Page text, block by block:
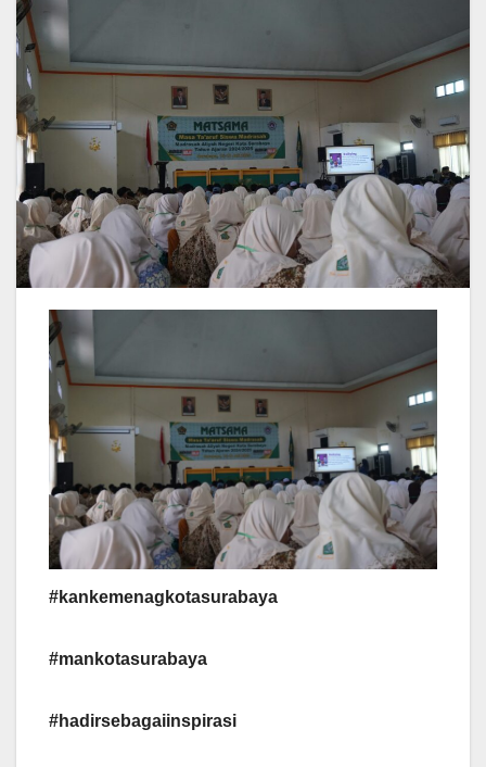
#kankemenagkotasurabaya
#mankotasurabaya
#hadirsebagaiinspirasi